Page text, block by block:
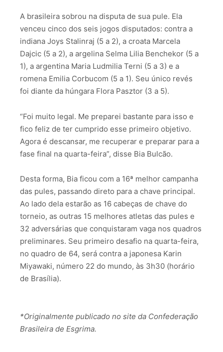
A brasileira sobrou na disputa de sua pule. Ela
venceu cinco dos seis jogos disputados: contra a
indiana Joys Stalinraj (5 a 2), a croata Marcela
Dajcic (5 a 2), a argelina Selma Lilia Benchekor (5 a
1), a argentina Maria Ludmilia Terni (5 a 3) e a
romena Emilia Corbucom (5 a 1). Seu único revés
foi diante da húngara Flora Pasztor (3 a 5).
“Foi muito legal. Me preparei bastante para isso e
fico feliz de ter cumprido esse primeiro objetivo.
Agora é descansar, me recuperar e preparar para a
fase final na quarta-feira”, disse Bia Bulcão.
Desta forma, Bia ficou com a 16ª melhor campanha
das pules, passando direto para a chave principal.
Ao lado dela estarão as 16 cabeças de chave do
torneio, as outras 15 melhores atletas das pules e
32 adversárias que conquistaram vaga nos quadros
preliminares. Seu primeiro desafio na quarta-feira,
no quadro de 64, será contra a japonesa Karin
Miyawaki, número 22 do mundo, às 3h30 (horário
de Brasília).
*Originalmente publicado no site da Confederação
Brasileira de Esgrima.